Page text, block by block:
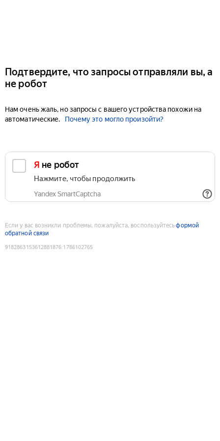
Подтвердите, что запросы отправляли вы, а
не робот
Нам очень жаль, но запросы с вашего устройства похожи на
автоматические.
Почему это могло произойти?
Я не робот
Нажмите, чтобы продолжить
Yandex SmartCaptcha
Если у вас возникли проблемы, пожалуйста, воспользуйтесьформой
обратной связи
9182863153612881876:1786102765